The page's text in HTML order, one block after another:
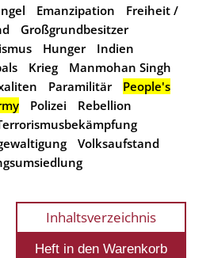
Emanzipation
Freiheit /
Großgrundbesitzer
Hunger
Indien
Krieg
Manmohan Singh
Paramilitär
People's
Polizei
Rebellion
Volksaufstand
Inhaltsverzeichnis